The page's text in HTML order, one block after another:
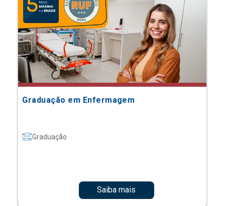
Graduação em Enfermagem
Graduação
Saiba mais